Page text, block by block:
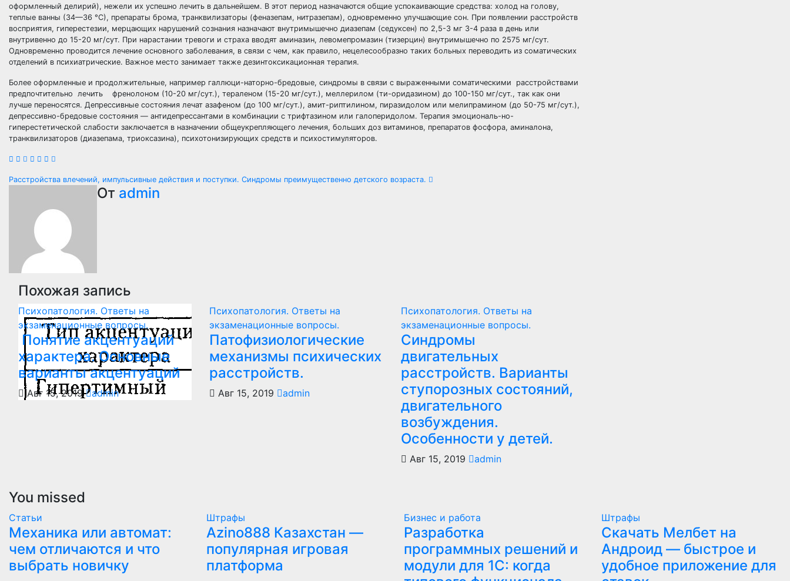
оформленный делирий), нежели их успешно лечить в дальнейшем. В этот период назначаются общие успокаивающие средства: холод на голову,
теплые ванны (34—36 °С), препараты брома, транквилизаторы (феназепам, нитразепам), одновременно улучшающие сон. При появлении расстройств
восприятия, гиперестезии, мерцающих нарушений сознания назначают внутримышечно диазепам (седуксен) по 2,5-3 мг 3-4 раза в день или
внутривенно до 15-20 мг/сут. При нарастании тревоги и страха вводят аминазин, левомепромазин (тизерцин) внутримышечно по 2575 мг/сут.
Одновременно проводится лечение основного заболевания, в связи с чем, как правило, нецелесообразно таких больных переводить из соматических
отделений в психиатрические. Важное место занимает также дезинтоксикационная терапия.
Более оформленные и продолжительные, например галлюци-наторно-бредовые, синдромы в связи с выраженными соматическими расстройствами
предпочтительно лечить френолоном (10-20 мг/сут.), тераленом (15-20 мг/сут.), меллерилом (ти-оридазином) до 100-150 мг/сут., так как они
лучше переносятся. Депрессивные состояния лечат азафеном (до 100 мг/сут.), амит-риптилином, пиразидолом или мелипрамином (до 50-75 мг/сут.),
депрессивно-бредовые состояния — антидепрессантами в комбинации с трифтазином или галоперидолом. Терапия эмоциональ-но-
гиперестетической слабости заключается в назначении общеукрепляющего лечения, больших доз витаминов, препаратов фосфора, аминалона,
транквилизаторов (диазепама, триоксазина), психотонизирующих средств и психостимуляторов.
Навигация
записям
Расстройства влечений, импульсивные действия и поступки. Синдромы преимущественно детского возраста.
От admin
Похожая запись
Психопатология. Ответы на
экзаменационные вопросы.
Понятие акцентуаций
характера. Основные
варианты акцентуаций
Авг 15, 2019 admin
Психопатология. Ответы на
экзаменационные вопросы.
Патофизиологические
механизмы психических
расстройств.
Авг 15, 2019 admin
Психопатология. Ответы на
экзаменационные вопросы.
Синдромы
двигательных
расстройств. Варианты
ступорозных состояний,
двигательного
возбуждения.
Особенности у детей.
Авг 15, 2019 admin
You missed
Статьи
Механика или автомат:
чем отличаются и что
выбрать новичку
Штрафы
Azino888 Казахстан —
популярная игровая
платформа
Бизнес и работа
Разработка
программных решений и
модули для 1С: когда
Штрафы
Скачать Мелбет на
Андроид — быстрое и
удобное приложение для